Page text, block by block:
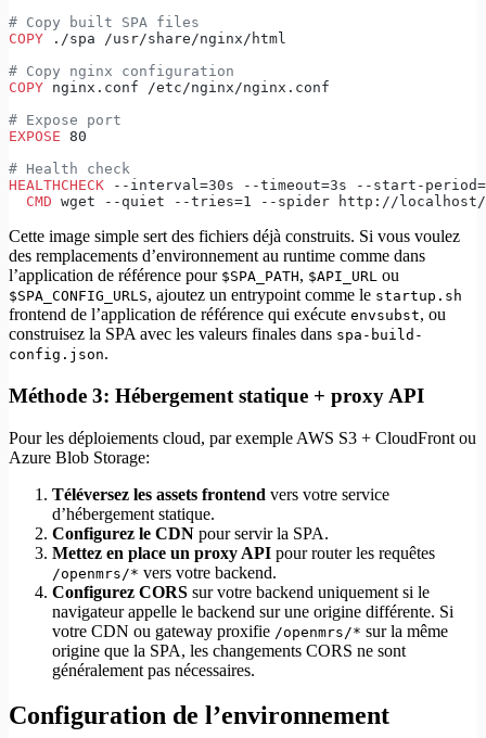
# Copy built SPA files
COPY ./spa /usr/share/nginx/html
# Copy nginx configuration
COPY nginx.conf /etc/nginx/nginx.conf
# Expose port
EXPOSE 80
# Health check
HEALTHCHECK --interval=30s --timeout=3s --start-
  CMD
wget --quiet --tries=1 --spider http://
Cette image simple sert des fichiers déjà construits. Si vous voulez
des remplacements d’environnement au runtime comme dans
l’application de référence pour $SPA_PATH, $API_URL ou
$SPA_CONFIG_URLS, ajoutez un entrypoint comme le startup.sh
frontend de l’application de référence qui exécute envsubst, ou
construisez la SPA avec les valeurs finales dans spa-build-
config.json.
Méthode 3: Hébergement statique + proxy API
Pour les déploiements cloud, par exemple AWS S3 + CloudFront ou
Azure Blob Storage:
Téléversez les assets frontend vers votre service
d’hébergement statique.
Configurez le CDN pour servir la SPA.
Mettez en place un proxy API pour router les requêtes
/openmrs/* vers votre backend.
Configurez CORS sur votre backend uniquement si le
navigateur appelle le backend sur une origine différente. Si
votre CDN ou gateway proxifie /openmrs/* sur la même
origine que la SPA, les changements CORS ne sont
généralement pas nécessaires.
Configuration de l’environnement